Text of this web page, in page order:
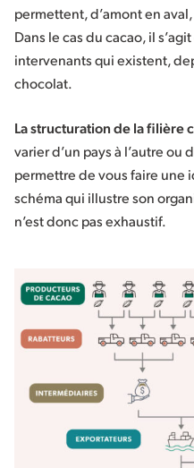
permettent, d’amont en
Dans le cas du cacao, il
intervenants qui existent,
chocolat.
La structuration de la filière
varier d’un pays à l’autre ou
permettre de vous faire une
schéma qui illustre son
n’est donc pas exhaustif.